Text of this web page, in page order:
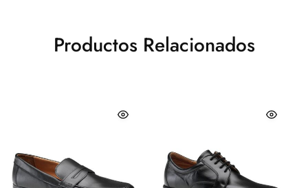
Productos Relacionados